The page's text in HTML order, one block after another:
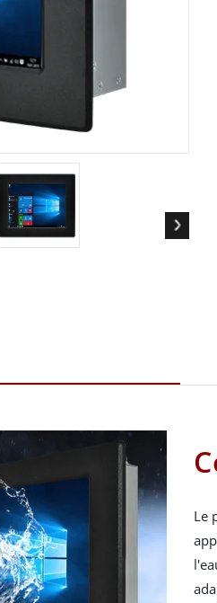
gaz, classe ATEX
certifié ATEX
portables robustes certifiés
Le